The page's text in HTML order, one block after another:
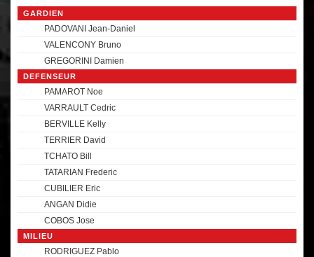
GARDIEN
PADOVANI Jean-Daniel
VALENCONY Bruno
GREGORINI Damien
DEFENSEUR
PAMAROT Noe
VARRAULT Cedric
BERVILLE Kelly
TERRIER David
TCHATO Bill
TATARIAN Frederic
CUBILIER Eric
ANGAN Didie
COBOS Jose
MILIEU
RODRIGUEZ Pablo